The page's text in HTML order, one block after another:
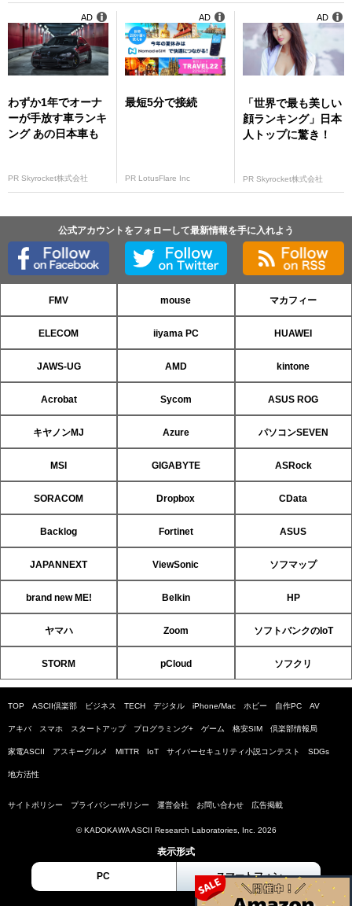
わずか1年でオーナ
ーが手放す車ランキ
ング あの日本車も
PR Skyrocket株式会社
AD
最短5分で接続
PR LotusFlare Inc
AD
「世界で最も美しい
顔ランキング」日本
人トップに驚き！
PR Skyrocket株式会社
AD
公式アカウントをフォローして最新情報を手に入れよう
FMV mouse マカフィー
ELECOM iiyama PC HUAWEI
JAWS-UG AMD kintone
Acrobat Sycom ASUS ROG
キヤノンMJ Azure パソコンSEVEN
MSI GIGABYTE ASRock
SORACOM Dropbox CData
Backlog Fortinet ASUS
JAPANNEXT ViewSonic ソフマップ
brand new ME! Belkin HP
ヤマハ Zoom ソフトバンクのIoT
STORM pCloud ソフクリ
TOP ASCII倶楽部 ビジネス TECH デジタル iPhone/Mac ホビー 自作PC AV
アキバ スマホ スタートアップ プログラミング+ ゲーム 格安SIM 倶楽部情報局
家電ASCII アスキーグルメ MITTR IoT サイバーセキュリティ小説コンテスト SDGs
地方活性
サイトポリシー プライバシーポリシー 運営会社 お問い合わせ 広告掲載
© KADOKAWA ASCII Research Laboratories, Inc. 2026
表示形式
PC スマートフォン